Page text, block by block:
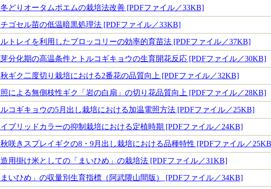
どりオータムポエムの栽培法改善 [PDFファイル／33KB]
ゴセル苗の低温暗黒処理法 [PDFファイル／33KB]
トレイを利用したブロッコリーの効率的育苗法 [PDFファイル／37KB]
分化期の高温条件とトルコギキョウの生育開花反応 [PDFファイル／30KB]
ギク二度切り栽培における2番花の品質向上 [PDFファイル／32KB]
による無側枝性ギク「岩の白扇」の切り花品質向上 [PDFファイル／28KB]
ルコギキョウの5月出し栽培における加温電照方法 [PDFファイル／25KB]
ブリッドカラーの抑制栽培における定植時期 [PDFファイル／24KB]
咲きスプレイギクの8・9月出し栽培における品種特性 [PDFファイル／
用掛け米としての「まいひめ」の栽培法 [PDFファイル／31KB]
まいひめ」の収量別生育指標（阿武隈山間版） [PDFファイル／34KB]